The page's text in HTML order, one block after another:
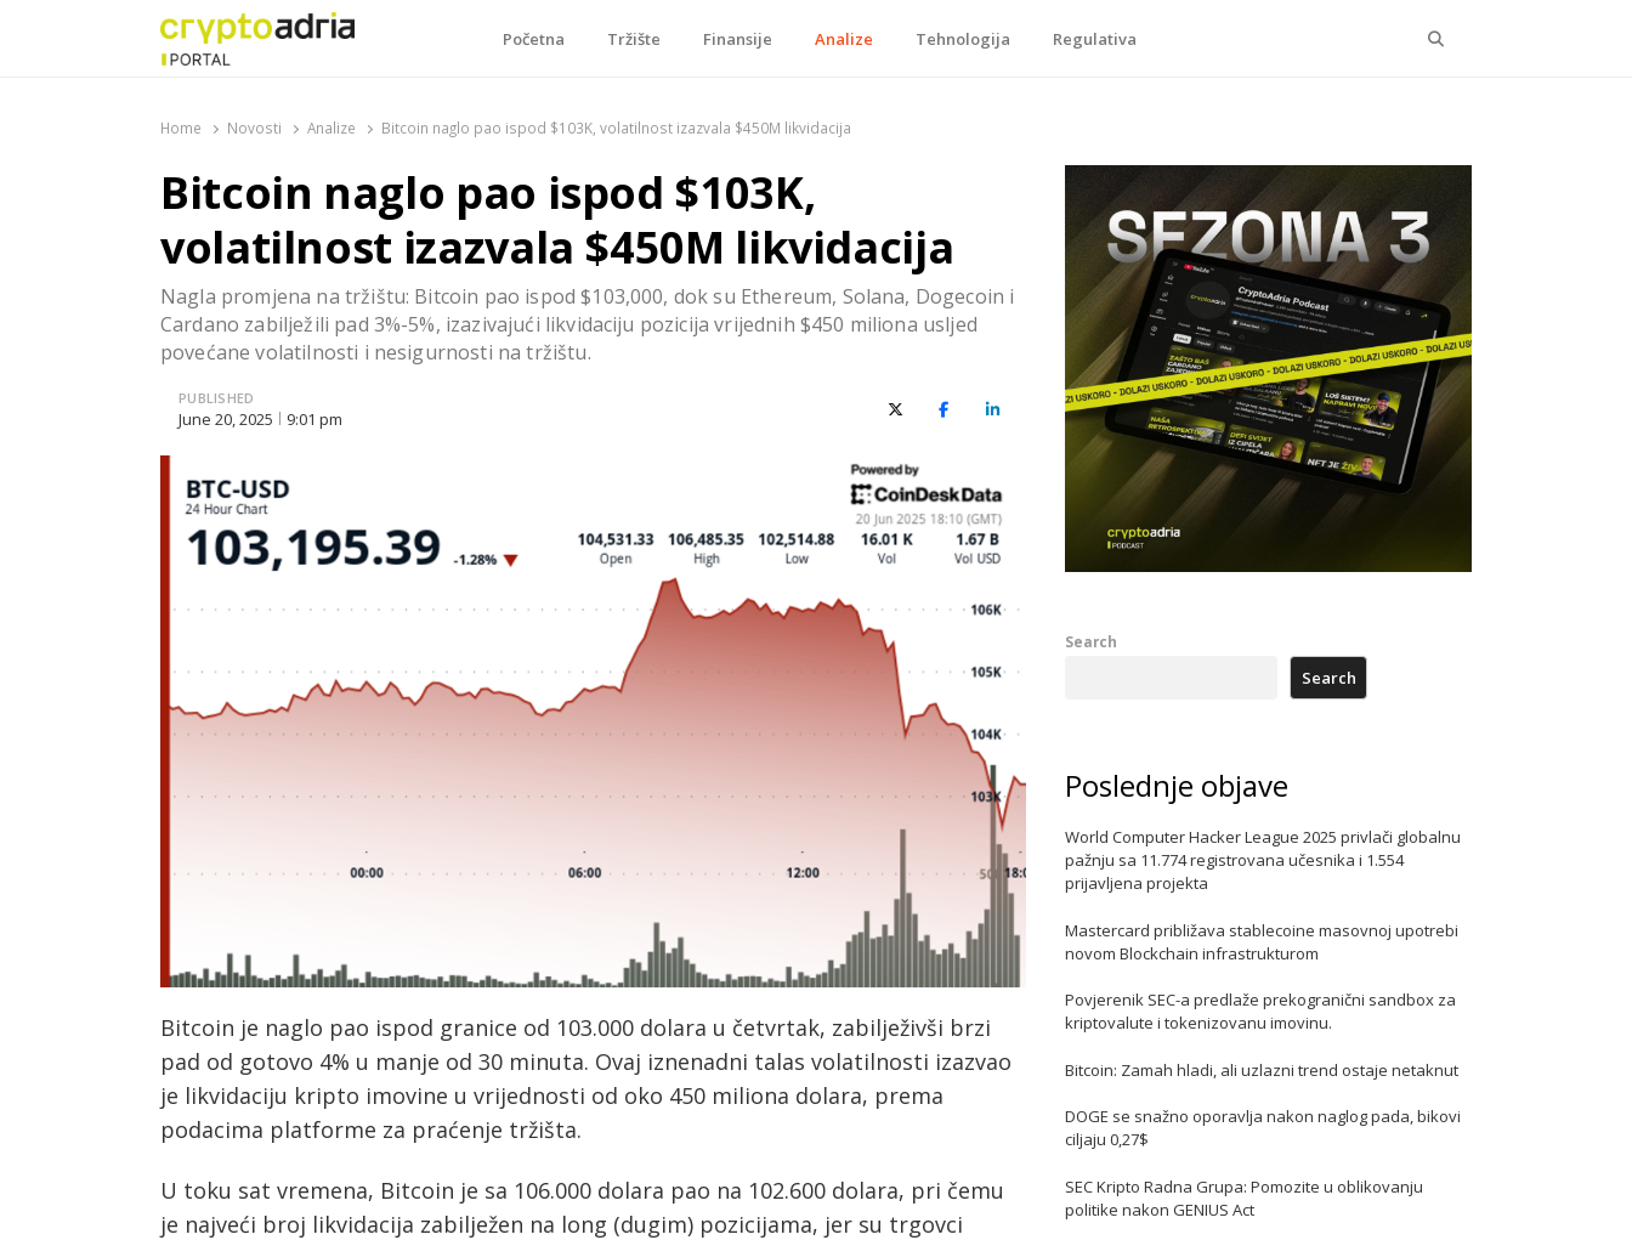
Početna Tržište Finansije Analize Tehnologija Regulativa
Home Novosti Analize Bitcoin naglo pao ispod $103K, volatilnost izazvala $450M likvidacija
Bitcoin naglo pao ispod $103K,
volatilnost izazvala $450M likvidacija
Nagla promjena na tržištu: Bitcoin pao ispod $103,000, dok su Ethereum, Solana, Dogecoin i
Cardano zabilježili pad 3%-5%, izazivajući likvidaciju pozicija vrijednih $450 miliona usljed
povećane volatilnosti i nesigurnosti na tržištu.
PUBLISHED
June 20, 2025 9:01 pm X (Twitter)FacebookLinkedIn
Bitcoin je naglo pao ispod granice od 103.000 dolara u četvrtak, zabilježivši brzi
pad od gotovo 4% u manje od 30 minuta. Ovaj iznenadni talas volatilnosti izazvao
je likvidaciju kripto imovine u vrijednosti od oko 450 miliona dolara, prema
podacima platforme za praćenje tržišta.
U toku sat vremena, Bitcoin je sa 106.000 dolara pao na 102.600 dolara, pri čemu
je najveći broj likvidacija zabilježen na long (dugim) pozicijama, jer su trgovci
Search
Search
Poslednje objave
World Computer Hacker League 2025 privlači globalnu
pažnju sa 11.774 registrovana učesnika i 1.554
prijavljena projekta
Mastercard približava stablecoine masovnoj upotrebi
novom Blockchain infrastrukturom
Povjerenik SEC-a predlaže prekogranični sandbox za
kriptovalute i tokenizovanu imovinu.
Bitcoin: Zamah hladi, ali uzlazni trend ostaje netaknut
DOGE se snažno oporavlja nakon naglog pada, bikovi
ciljaju 0,27$
SEC Kripto Radna Grupa: Pomozite u oblikovanju
politike nakon GENIUS Act